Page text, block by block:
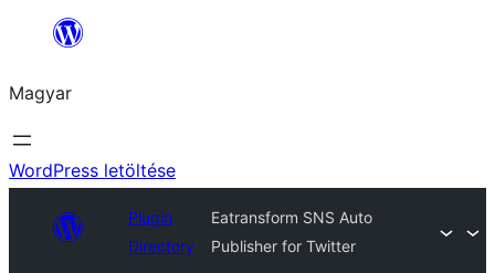
Ugrás
tartalomhoz
Magyar
WordPress letöltése
Plugin
Directory
Eatransform SNS Auto
Publisher for Twitter